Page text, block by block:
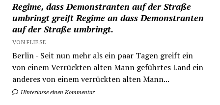
Regime, dass Demonstranten auf der Straße
umbringt greift Regime an dass Demonstranten
auf der Straße umbringt.
VON FLIESE
Berlin - Seit nun mehr als ein paar Tagen greift ein
von einem Verrückten alten Mann geführtes Land ein
anderes von einem verrückten alten Mann...
Hinterlasse einen Kommentar